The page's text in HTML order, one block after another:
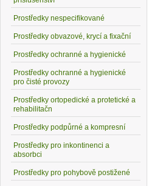
Prostředky nespecifikované
Prostředky obvazové, krycí a fixační
Prostředky ochranné a hygienické
Prostředky ochranné a hygienické
pro čisté provozy
Prostředky ortopedické a protetické a
rehabilitačn
Prostředky podpůrné a kompresní
Prostředky pro inkontinenci a
absorbci
Prostředky pro pohybově postižené